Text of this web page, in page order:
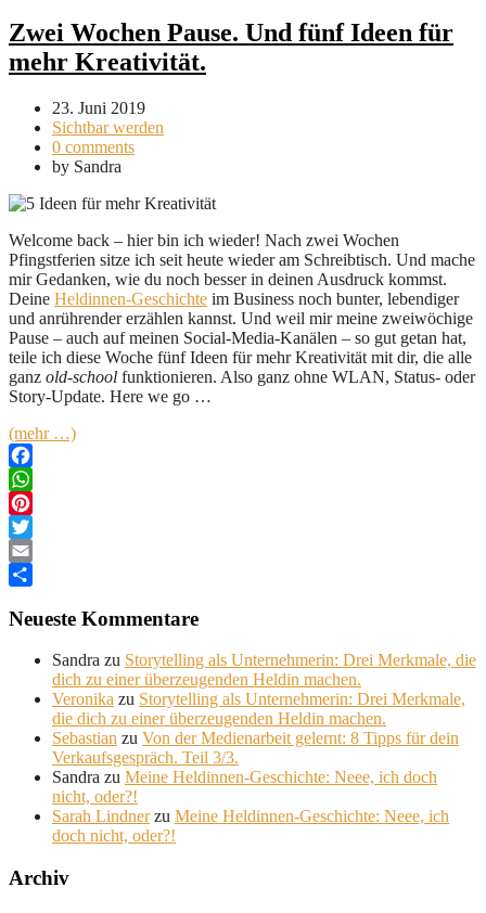
Zwei Wochen Pause. Und fünf Ideen für
mehr Kreativität.
23. Juni 2019
Sichtbar werden
0 comments
by Sandra
Welcome back – hier bin ich wieder! Nach zwei Wochen
Pfingstferien sitze ich seit heute wieder am Schreibtisch. Und mache
mir Gedanken, wie du noch besser in deinen Ausdruck kommst.
Deine Heldinnen-Geschichte im Business noch bunter, lebendiger
und anrührender erzählen kannst. Und weil mir meine zweiwöchige
Pause – auch auf meinen Social-Media-Kanälen – so gut getan hat,
teile ich diese Woche fünf Ideen für mehr Kreativität mit dir, die alle
ganz old-school funktionieren. Also ganz ohne WLAN, Status- oder
Story-Update. Here we go …
(mehr …)
Facebook
WhatsApp
Pinterest
Twitter
Email
Neueste Kommentare
Sandra zu Storytelling als Unternehmerin: Drei Merkmale, die
dich zu einer überzeugenden Heldin machen.
Veronika zu Storytelling als Unternehmerin: Drei Merkmale,
die dich zu einer überzeugenden Heldin machen.
Sebastian zu Von der Medienarbeit gelernt: 8 Tipps für dein
Verkaufsgespräch. Teil 3/3.
Sandra zu Meine Heldinnen-Geschichte: Neee, ich doch
nicht, oder?!
Sarah Lindnerzu Meine Heldinnen-Geschichte: Neee, ich
doch nicht, oder?!
Archiv